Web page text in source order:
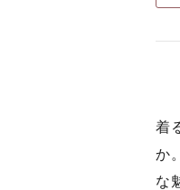
着
か
な